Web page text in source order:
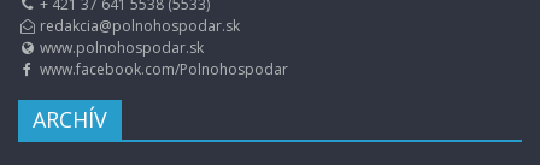
+ 421 37 641 5538 (5533)
redakcia@polnohospodar.sk
www.polnohospodar.sk
www.facebook.com/Polnohospodar
ARCHÍV